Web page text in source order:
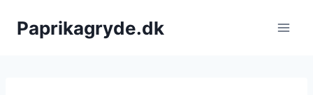
Paprikagryde.dk